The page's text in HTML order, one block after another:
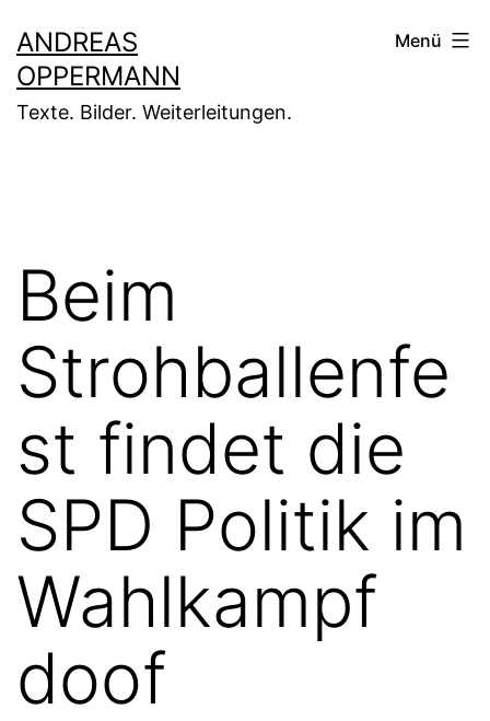
Inhalt
springen
ANDREAS
OPPERMANN
Texte. Bilder. Weiterleitungen.
Menü
Beim
Strohballenfe
st findet die
SPD Politik im
Wahlkampf
doof